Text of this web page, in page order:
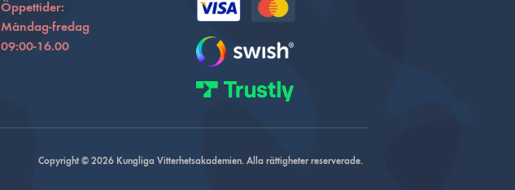
Öppettider:
Måndag-fredag
09:00-16.00
Copyright © 2026 Kungliga Vitterhetsakademien. Alla rättigheter reserverade.